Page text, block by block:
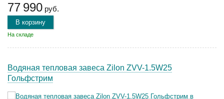
77 990 руб.
В корзину
На складе
Водяная тепловая завеса Zilon ZVV-1.5W25
Гольфстрим